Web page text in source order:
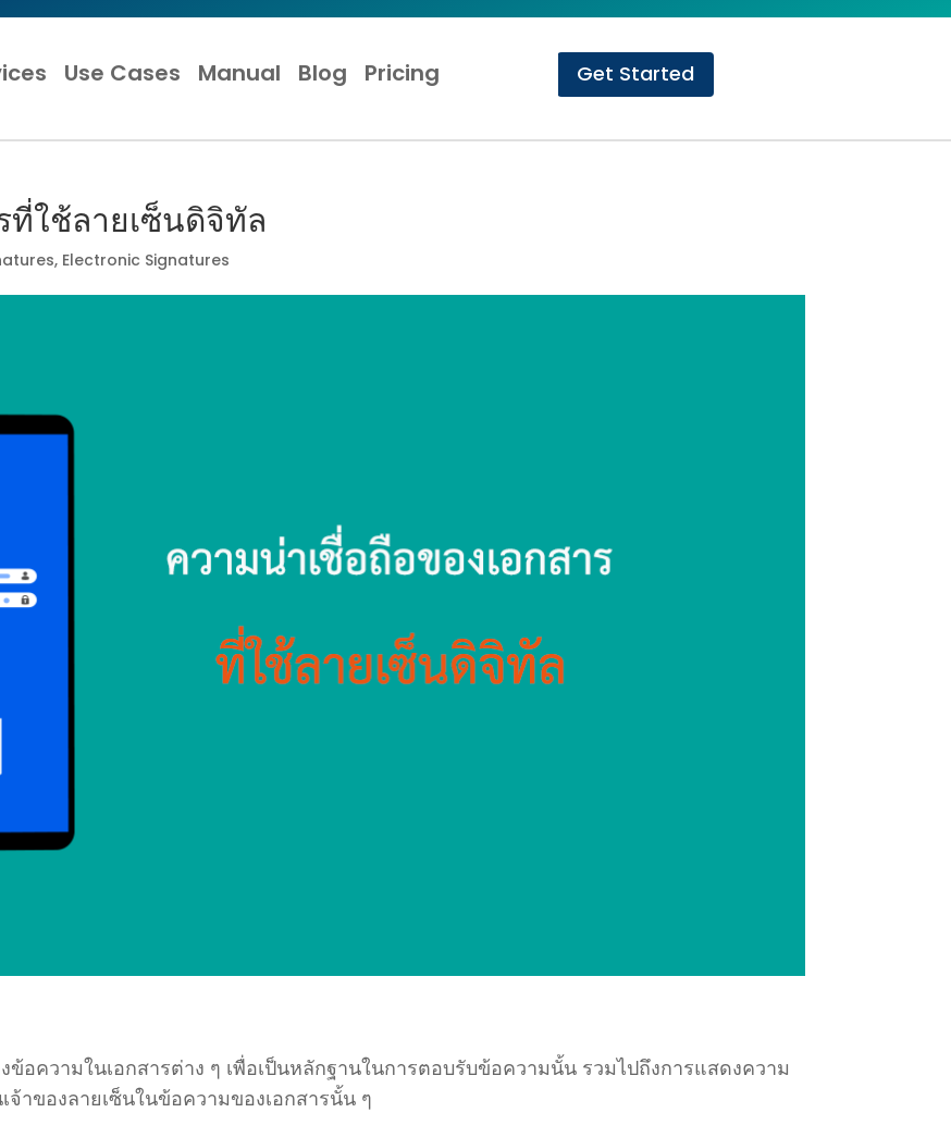
Use Cases Manual Blog Pricing Get Started
ที่ใช้ลายเซ็นดิจิทัล
, Electronic Signatures
ข้อความในเอกสารต่าง ๆ เพื่อเป็นหลักฐานในการตอบรับข้อความนั้น รวมไปถึงการแสดงความ
าของลายเซ็นในข้อความของเอกสารนั้น ๆ